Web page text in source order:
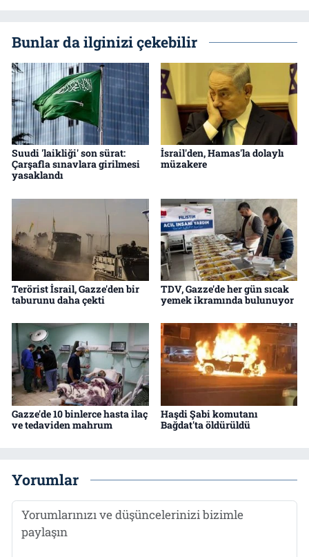
Bunlar da ilginizi çekebilir
Suudi 'laikliği' son sürat:
Çarşafla sınavlara girilmesi
yasaklandı
İsrail'den, Hamas'la dolaylı
müzakere
Terörist İsrail, Gazze'den bir
taburunu daha çekti
TDV, Gazze'de her gün sıcak
yemek ikramında bulunuyor
Gazze'de 10 binlerce hasta ilaç
ve tedaviden mahrum
Haşdi Şabi komutanı
Bağdat'ta öldürüldü
Yorumlar